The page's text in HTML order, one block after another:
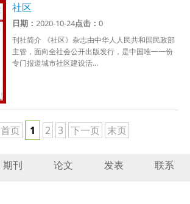
社区
日期：2020-10-24点击：0
刊社简介 《社区》杂志由中华人人民共和国民政部
主管，面向全社会公开出版发行，是中国唯一一份
专门报道城市社区建设活...
首页 1 2 3 下一页 末页
期刊 论文 发表 联系